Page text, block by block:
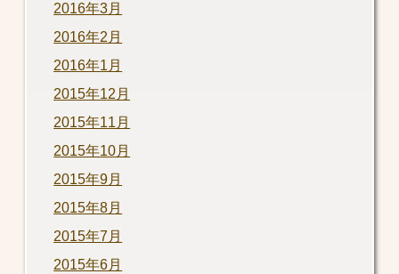
2016年3月
2016年2月
2016年1月
2015年12月
2015年11月
2015年10月
2015年9月
2015年8月
2015年7月
2015年6月